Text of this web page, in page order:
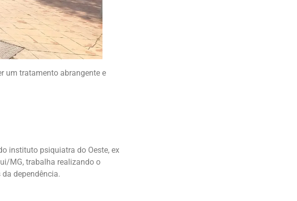
um tratamento abrangente e
instituto psiquiatra do Oeste, ex
MG, trabalha realizando o
dependência.